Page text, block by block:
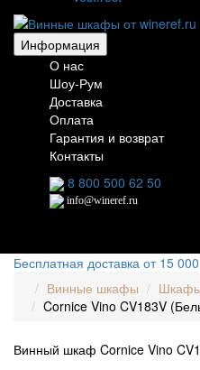
Информация
О нас
Шоу-Рум
Доставка
Оплата
Гарантия и возврат
Контакты
8 800 500 62 50
info@wineref.ru
Бесплатная доставка от 15
Винные шкафы
Cornice Vino CV183V
Винный шкаф Cornice Vino